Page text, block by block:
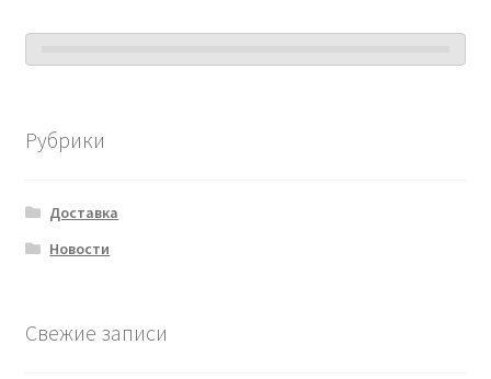
Рубрики
Доставка
Новости
Свежие записи